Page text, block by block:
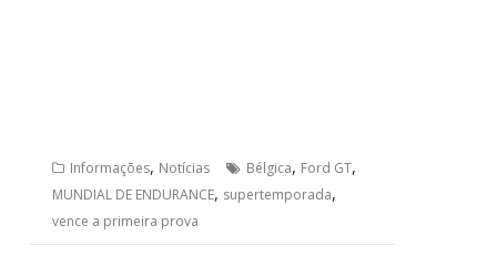
Informações, Notícias Bélgica, Ford GT,
MUNDIAL DE ENDURANCE, supertemporada,
vence a primeira prova